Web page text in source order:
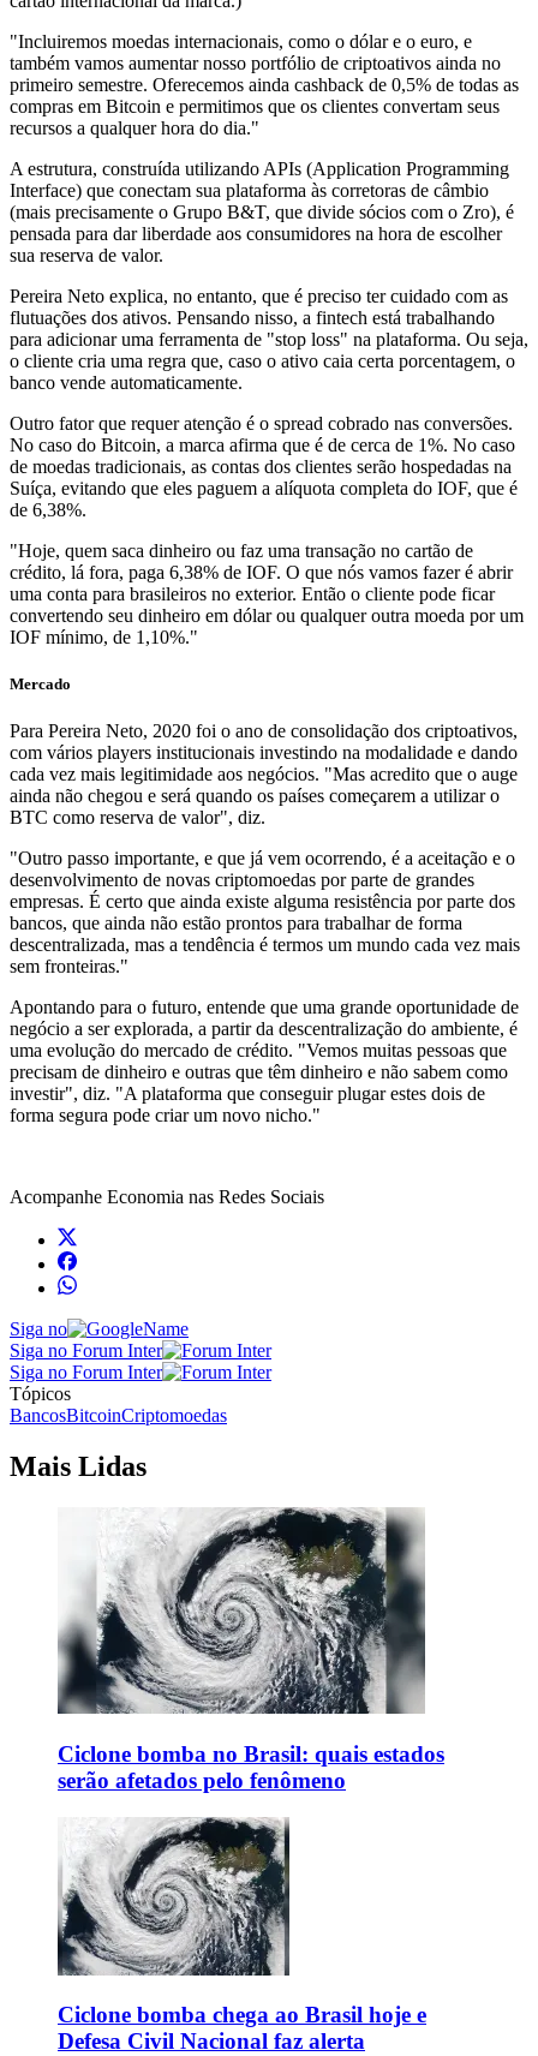
"Incluiremos moedas internacionais, como o dólar e o euro, e
também vamos aumentar nosso portfólio de criptoativos ainda no
primeiro semestre. Oferecemos ainda cashback de 0,5% de todas as
compras em Bitcoin e permitimos que os clientes convertam seus
recursos a qualquer hora do dia."
A estrutura, construída utilizando APIs (Application Programming
Interface) que conectam sua plataforma às corretoras de câmbio
(mais precisamente o Grupo B&T, que divide sócios com o Zro), é
pensada para dar liberdade aos consumidores na hora de escolher
sua reserva de valor.
Pereira Neto explica, no entanto, que é preciso ter cuidado com as
flutuações dos ativos. Pensando nisso, a fintech está trabalhando
para adicionar uma ferramenta de "stop loss" na plataforma. Ou seja,
o cliente cria uma regra que, caso o ativo caia certa porcentagem, o
banco vende automaticamente.
Outro fator que requer atenção é o spread cobrado nas conversões.
No caso do Bitcoin, a marca afirma que é de cerca de 1%. No caso
de moedas tradicionais, as contas dos clientes serão hospedadas na
Suíça, evitando que eles paguem a alíquota completa do IOF, que é
de 6,38%.
"Hoje, quem saca dinheiro ou faz uma transação no cartão de
crédito, lá fora, paga 6,38% de IOF. O que nós vamos fazer é abrir
uma conta para brasileiros no exterior. Então o cliente pode ficar
convertendo seu dinheiro em dólar ou qualquer outra moeda por um
IOF mínimo, de 1,10%."
Mercado
Para Pereira Neto, 2020 foi o ano de consolidação dos criptoativos,
com vários players institucionais investindo na modalidade e dando
cada vez mais legitimidade aos negócios. "Mas acredito que o auge
ainda não chegou e será quando os países começarem a utilizar o
BTC como reserva de valor", diz.
"Outro passo importante, e que já vem ocorrendo, é a aceitação e o
desenvolvimento de novas criptomoedas por parte de grandes
empresas. É certo que ainda existe alguma resistência por parte dos
bancos, que ainda não estão prontos para trabalhar de forma
descentralizada, mas a tendência é termos um mundo cada vez mais
sem fronteiras."
Apontando para o futuro, entende que uma grande oportunidade de
negócio a ser explorada, a partir da descentralização do ambiente, é
uma evolução do mercado de crédito. "Vemos muitas pessoas que
precisam de dinheiro e outras que têm dinheiro e não sabem como
investir", diz. "A plataforma que conseguir plugar estes dois de
forma segura pode criar um novo nicho."
Acompanhe Economia nas Redes Sociais
Siga no
Siga no Forum Inter
Siga no Forum Inter
Tópicos
BancosBitcoinCriptomoedas
Mais Lidas
Ciclone bomba no Brasil: quais estados
serão afetados pelo fenômeno
Ciclone bomba chega ao Brasil hoje e
Defesa Civil Nacional faz alerta